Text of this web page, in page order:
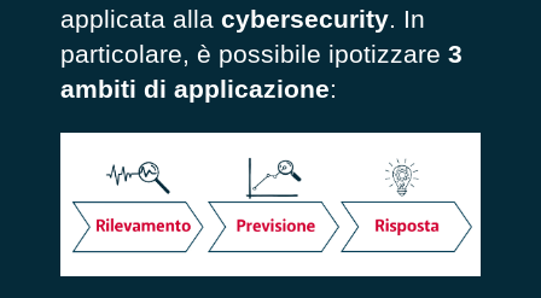
applicata alla cybersecurity. In
particolare, è possibile ipotizzare 3
ambiti di applicazione: